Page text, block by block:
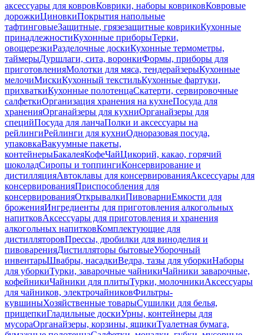
аксессуары для ковровКоврики, наборы ковриковКовровые
дорожкиЦиновкиПокрытия напольные
тафтинговыеЗащитные, грязезащитные коврикиКухонные
принадлежностиКухонные приборыТерки,
овощерезкиРазделочные доскиКухонные термометры,
таймерыДуршлаги, сита, воронкиФормы, приборы для
приготовленияМолотки для мяса, тендерайзерыКухонные
мелочиМискиКухонный текстильКухонные фартуки,
прихваткиКухонные полотенцаСкатерти, сервировочные
салфеткиОрганизация хранения на кухнеПосуда для
храненияОрганайзеры для кухниОрганайзеры для
специйПосуда для ланчаПолки и аксессуары на
рейлингиРейлинги для кухниОдноразовая посуда,
упаковкаВакуумные пакеты,
контейнерыБакалеяКофеЧайЦикорий, какао, горячий
шоколадСиропы и топпингиКонсервирование и
дистилляцияАвтоклавы для консервированияАксессуары для
консервированияПриспособления для
консервированияОткрывалкиПивоварниЕмкости для
броженияИнгредиенты для приготовления алкогольных
напитковАксессуары для приготовления и хранения
алкогольных напитковКомплектующие для
дистилляторовПрессы, дробилки для виноделия и
пивоваренияДистилляторы бытовыеУборочный
инвентарьШвабры, насадкиВедра, тазы для уборкиНаборы
для уборкиТурки, заварочные чайникиЧайники заварочные,
кофейникиЧайники для плитыТурки, молочникиАксессуары
для чайников, электрочайниковФильтры-
кувшиныХозяйственные товарыСушилки для белья,
прищепкиГладильные доскиУрны, контейнеры для
мусораОрганайзеры, корзины, ящикиТуалетная бумага,